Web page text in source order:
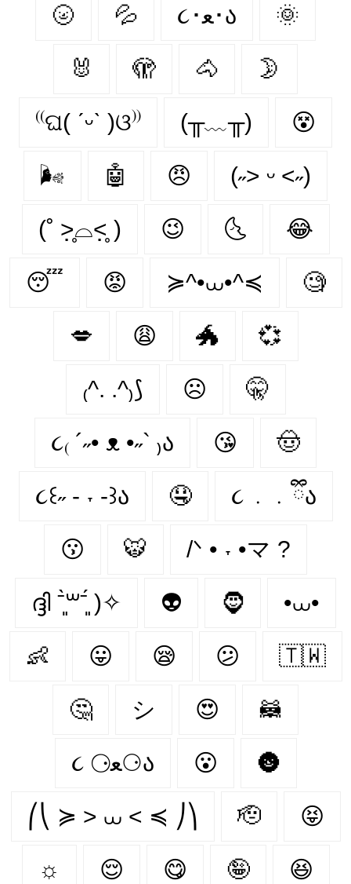
🌝 💦 ૮･ﻌ･ა 🌞
🐰 🫣 🐴 🌛
⁽⁽ଘ( ˊᵕˋ )ଓ⁾⁾ (╥﹏╥) 😵‍
🌬 🤖 😠 (˶˃ ᵕ ˂˶)
(˚ ˃̣̣̥⌓˂̣̣̥ ) 😉 🌜 😂
😴 😡 ≽^•⩊•^≼ 🧐
💋 😩 🐲 💞
₍^. .^₎⟆ ☹ 🤫
૮₍ ´˶• ᴥ •˶` ₎ა 😘 🤠
૮꒰˶ - ˕ -꒱ა 🤤 ૮ ․ ․ ྀིა
😗 🐯 /ᐠ • ˕ •マ ?
ദ്ദി ˉ͈̀꒳ˉ͈́ )✧ 👽 🧔 •⩊•
👶 😛 😪 😕 🇹🇼
🤔 シ 😍 🦝
૮ ⚆ﻌ⚆ა 😮 🌚
⎛⎝ ≽ > ⩊ < ≼ ⎠⎞ 🫡 😝
☼ 😌 😋 🤪 😆